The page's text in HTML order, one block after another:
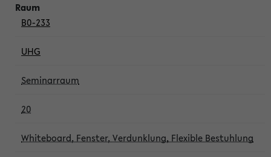
B0-233
UHG
Seminarraum
20
Whiteboard, Fenster, Verdunklung, Flexible Bestuhlung